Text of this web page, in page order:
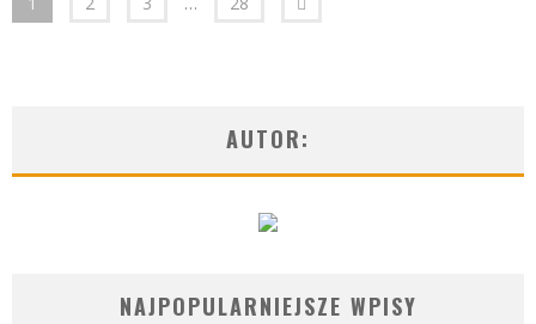
AUTOR:
NAJPOPULARNIEJSZE WPISY